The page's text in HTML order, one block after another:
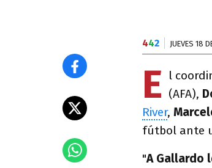
442 JUEVES 18
E
l
(AFA),
River,
fútbol ante
"A Gallardo